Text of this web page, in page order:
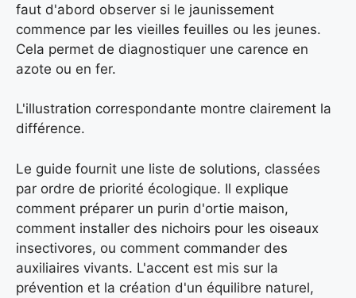
faut d'abord observer si le jaunissement
commence par les vieilles feuilles ou les jeunes.
Cela permet de diagnostiquer une carence en
azote ou en fer.
L'illustration correspondante montre clairement la
différence.
Le guide fournit une liste de solutions, classées
par ordre de priorité écologique. Il explique
comment préparer un purin d'ortie maison,
comment installer des nichoirs pour les oiseaux
insectivores, ou comment commander des
auxiliaires vivants. L'accent est mis sur la
prévention et la création d'un équilibre naturel,